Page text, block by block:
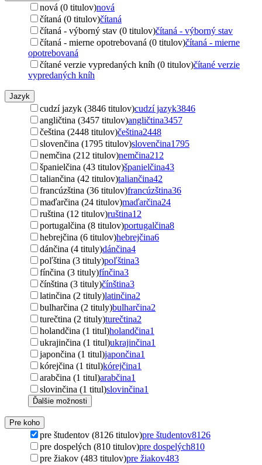
nová (0 titulov)nová
čítaná (0 titulov)čítaná
čítaná - výborný stav (0 titulov)čítaná - výborný stav
čítaná - mierne opotrebovaná (0 titulov)čítaná - mierne
opotrebovaná
čítané verzie vypredaných kníh (0 titulov)čítané verzie
vypredaných kníh
Jazyk
cudzí jazyk (3846 titulov)cudzí jazyk3846
angličtina (3457 titulov)angličtina3457
čeština (2448 titulov)čeština2448
slovenčina (1795 titulov)slovenčina1795
nemčina (212 titulov)nemčina212
španielčina (43 titulov)španielčina43
taliančina (42 titulov)taliančina42
francúzština (36 titulov)francúzština36
maďarčina (24 titulov)maďarčina24
ruština (12 titulov)ruština12
portugalčina (8 titulov)portugalčina8
hebrejčina (6 titulov)hebrejčina6
dánčina (4 tituly)dánčina4
poľština (3 tituly)poľština3
fínčina (3 tituly)fínčina3
čínština (3 tituly)čínština3
latinčina (2 tituly)latinčina2
bulharčina (2 tituly)bulharčina2
turečtina (2 tituly)turečtina2
holandčina (1 titul)holandčina1
ukrajinčina (1 titul)ukrajinčina1
japončina (1 titul)japončina1
kórejčina (1 titul)kórejčina1
arabčina (1 titul)arabčina1
slovinčina (1 titul)slovinčina1
Ďalšie možnosti
Pre koho
pre študentov (8126 titulov)pre študentov8126
pre dospelých (810 titulov)pre dospelých810
pre žiakov (483 titulov)pre žiakov483